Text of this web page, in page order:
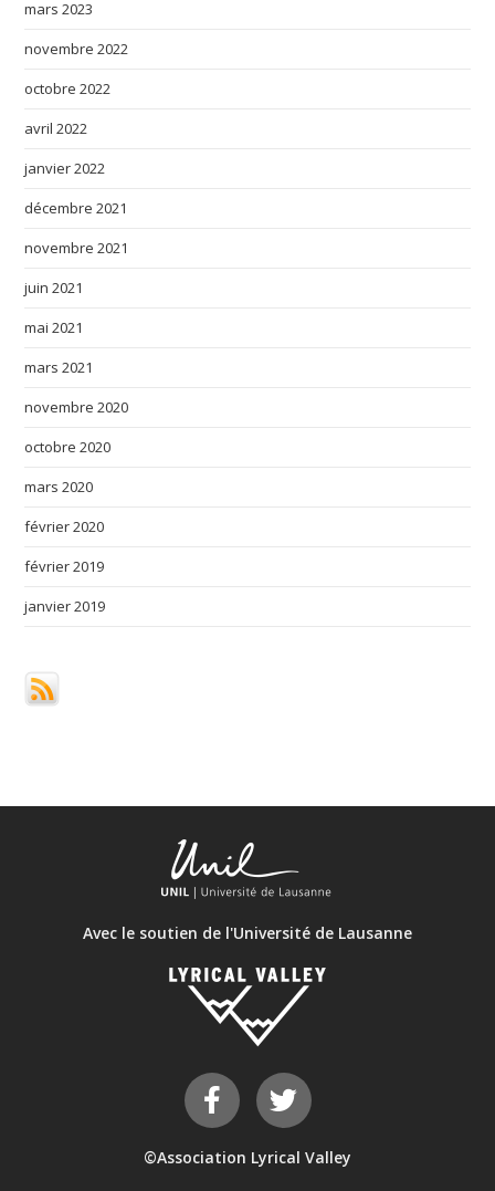
mars 2023
novembre 2022
octobre 2022
avril 2022
janvier 2022
décembre 2021
novembre 2021
juin 2021
mai 2021
mars 2021
novembre 2020
octobre 2020
mars 2020
février 2020
février 2019
janvier 2019
Avec le soutien de l'Université de Lausanne
©Association Lyrical Valley